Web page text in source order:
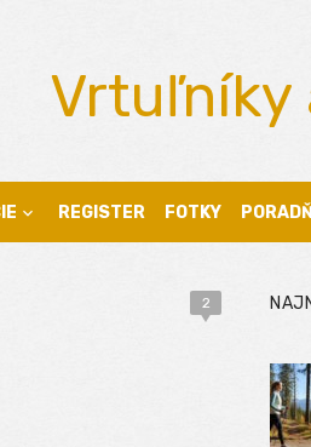
Vrtuľníky
REGISTER FOTKY
2